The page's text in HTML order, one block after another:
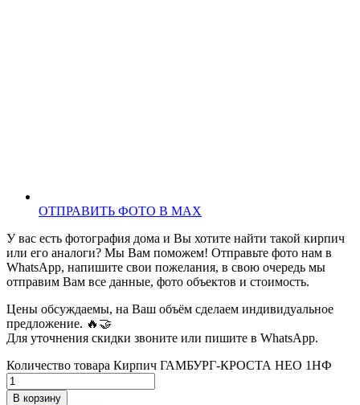
ОТПРАВИТЬ ФОТО В MAX
У вас есть фотография дома и Вы хотите найти такой кирпич
или его аналоги? Мы Вам поможем! Отправьте фото нам в
WhatsApp, напишите свои пожелания, в свою очередь мы
отправим Вам все данные, фото объектов и стоимость.
Цены обсуждаемы, на Ваш объём сделаем индивидуальное
предложение. 🔥🤝
Для уточнения скидки звоните или пишите в WhatsApp.
Количество товара Кирпич ГАМБУРГ-КРОСТА НЕО 1НФ
В корзину